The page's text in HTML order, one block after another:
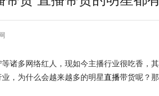
诸多网络红人，现如今主播行业很吃香，
，为什么会越来越多的明星直播带货呢？那